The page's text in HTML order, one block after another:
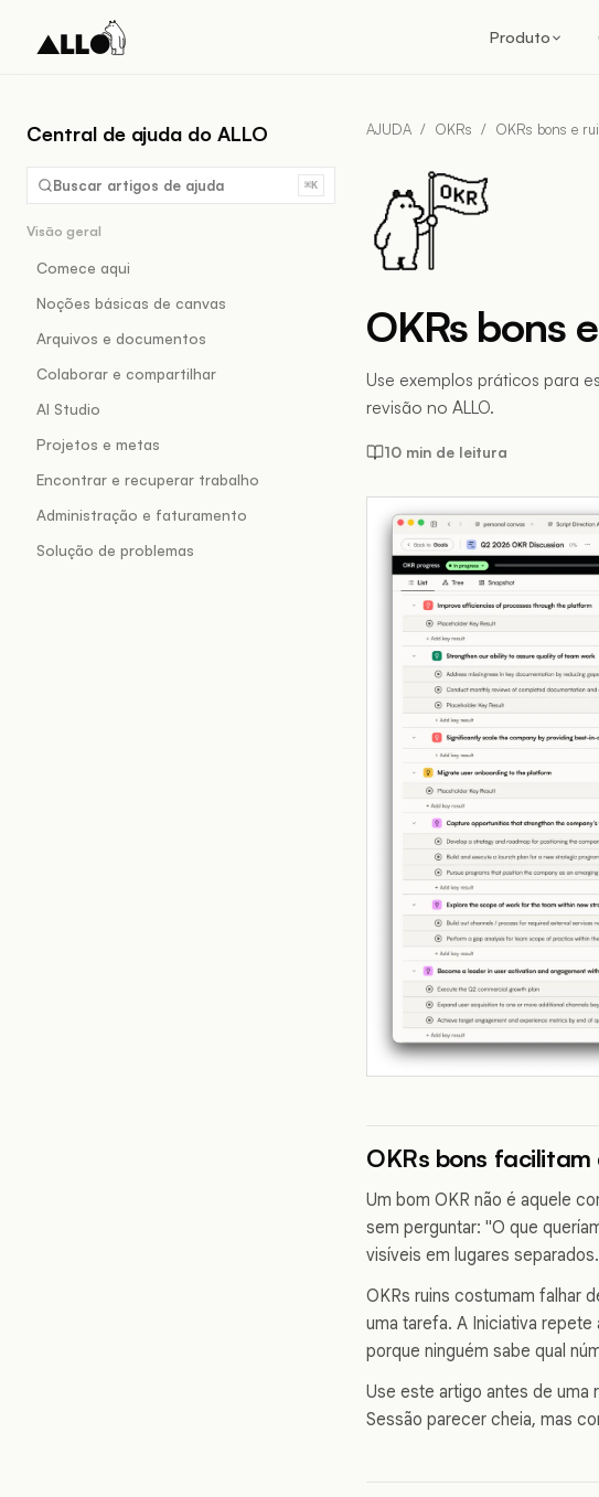
Produto
Central de ajuda do ALLO
Buscar artigos de ajuda ⌘K
Visão geral
Comece aqui
Noções básicas de canvas
Arquivos e documentos
Colaborar e compartilhar
AI Studio
Projetos e metas
Encontrar e recuperar trabalho
Administração e faturamento
Solução de problemas
AJUDA / OKRs / OKRs bons e
OKRs bons
Use exemplos práticos para
revisão no ALLO.
10 min de leitura
OKRs bons facilitam
Um bom OKR não é aquele
sem perguntar: "O que
visíveis em lugares separados.
OKRs ruins costumam falhar
uma tarefa. A Iniciativa
porque ninguém sabe qual
Use este artigo antes de uma
Sessão parecer cheia, mas